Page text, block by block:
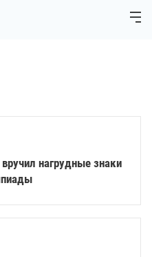
нагрудные знаки